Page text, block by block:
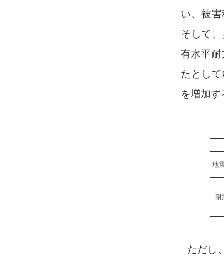
い、被
そして
有水平
たとし
を増加
地
耐
ただし